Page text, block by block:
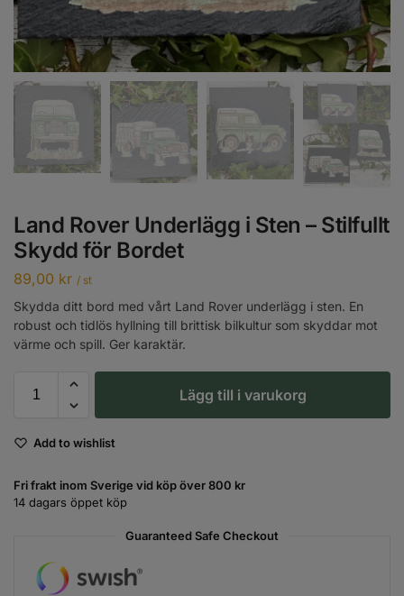
Land Rover Underlägg i Sten – Stilfullt
Skydd för Bordet
89,00 kr / st
Skydda ditt bord med vårt Land Rover underlägg i sten. En
robust och tidlös hyllning till brittisk bilkultur som skyddar mot
värme och spill. Ger karaktär.
Lägg till i varukorg
Add to wishlist
Fri frakt inom Sverige vid köp över 800 kr
14 dagars öppet köp
Guaranteed Safe Checkout